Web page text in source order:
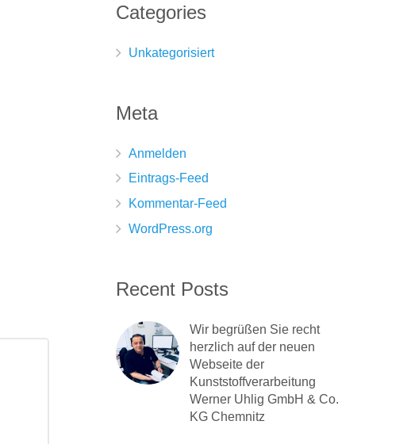
Categories
Unkategorisiert
Meta
Anmelden
Eintrags-Feed
Kommentar-Feed
WordPress.org
Recent Posts
Wir begrüßen Sie recht
herzlich auf der neuen
Webseite der
Kunststoffverarbeitung
Werner Uhlig GmbH & Co.
KG Chemnitz